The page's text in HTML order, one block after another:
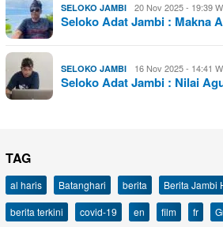
SELOKO JAMBI 20 Nov 2025 - 19:39
Seloko Adat Jambi : Makna
SELOKO JAMBI 16 Nov 2025 - 14:41
Seloko Adat Jambi : Nilai
TAG
al haris Batanghari berita Berita Jambi
berita terkini
covid-19 en film fr